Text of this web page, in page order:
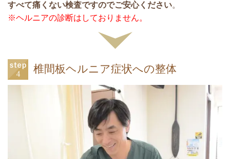
すべて痛くない検査ですのでご安心ください。
※ヘルニアの診断はしておりません。
椎間板ヘルニア症状への整体